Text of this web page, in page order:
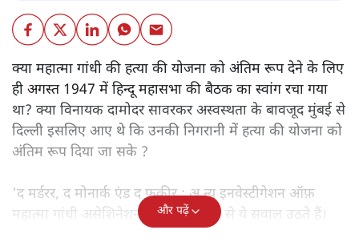
क्या महात्मा गांधी की हत्या की योजना को अंतिम रूप देने के लिए
ही अगस्त 1947 में हिन्दू महासभा की बैठक का स्वांग रचा गया
था? क्या विनायक दामोदर सावरकर अस्वस्थता के बावजूद मुंबई से
दिल्ली इसलिए आए थे कि उनकी निगरानी में हत्या की योजना को
अंतिम रूप दिया जा सके ?
'द मर्डरर, द मोनार्क एंड द फ़कीर : अ न्यू इनवेस्टीगेशन ऑफ़
महात्मा गांधी असेशिनेशन' नामक किताब से ये सवाल उठते हैं।
और पढ़ें